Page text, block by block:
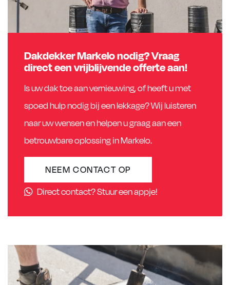
Dakdekker Markelo nodig? Vraag
direct een vrijblijvende offerte aan!
Is uw dak toe aan vernieuwing, of heeft u met
spoed hulp nodig bij een lekkage? Wij luisteren
naar uw wensen en helpen u graag aan een
betrouwbare oplossing in Markelo.
NEEM CONTACT OP
Direct contact? Stuur een appje!